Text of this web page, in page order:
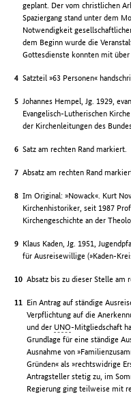
geplant. Der vom christlichen
Spaziergang stand unter dem
Notwendigkeit
dem Beginn wurde die
Gottesdienste konnten mit
Satzteil »63 Personen«
Johannes Hempel, Jg. 1929,
Evangelisch-Lutherischen
der Kirchenleitungen des
Satz am rechten Rand markiert.
Absatz am rechten Rand
Im Original: »Nowack«. Kurt
Kirchenhistoriker, seit 1987
Kirchengeschichte an der
Klaus Kaden, Jg. 1951,
für Ausreisewillige (»Kaden-
Absatz bis zu dieser Stelle am
Ein Antrag auf ständige
Verpflichtung auf die
und der UNO-Mitgliedschaft
Grundlage für eine ständige
Ausnahme von
Gründen« als »rechtswidrige
Antragsteller stetig zu, im
Regierung ging teilweise mit